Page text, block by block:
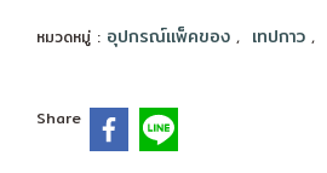
หมวดหมู่ : อุปกรณ์แพ็คของ , เทปกาว ,
Share